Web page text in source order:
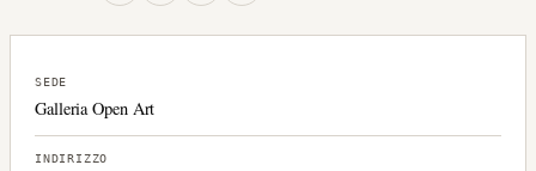
SEDE
Galleria Open Art
INDIRIZZO